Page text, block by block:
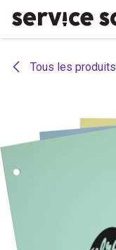
Tous les produits